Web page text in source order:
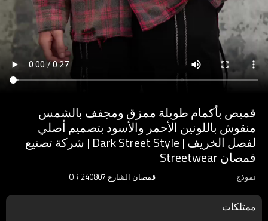
قميص بأكمام طويلة ممزق ومجفف بالشمس
منقوش باللونين الأحمر والأسود بتصميم أصلي
لفصل الخريف | Dark Street Style | شركة تصنيع
قمصان Streetwear
نموذج قمصان الشارع ORI240807
ممتلكات